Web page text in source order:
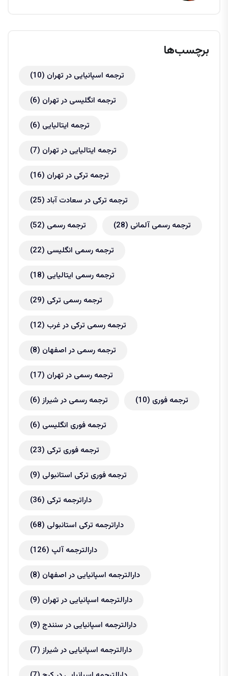
برچسب‌ها
ترجمه اسپانیایی در تهران (10)
ترجمه انگلیسی در تهران (6)
ترجمه ایتالیایی (6)
ترجمه ایتالیایی در تهران (7)
ترجمه ترکی در تهران (16)
ترجمه ترکی در سعادت آباد (25)
ترجمه رسمی (52) ترجمه رسمی آلمانی (28)
ترجمه رسمی انگلیسی (22)
ترجمه رسمی ایتالیایی (18)
ترجمه رسمی ترکی (29)
ترجمه رسمی ترکی در غرب (12)
ترجمه رسمی در اصفهان (8)
ترجمه رسمی در تهران (17)
ترجمه رسمی در شیراز (6) ترجمه فوری (10)
ترجمه فوری انگلیسی (6)
ترجمه فوری ترکی (23)
ترجمه فوری ترکی استانبولی (9)
داراترجمه ترکی (36)
داراترجمه ترکی استانبولی (68)
دارالترجمه آلپ (126)
دارالترجمه اسپانیایی در اصفهان (8)
دارالترجمه اسپانیایی در تهران (9)
دارالترجمه اسپانیایی در سنندج (9)
دارالترجمه اسپانیایی در شیراز (7)